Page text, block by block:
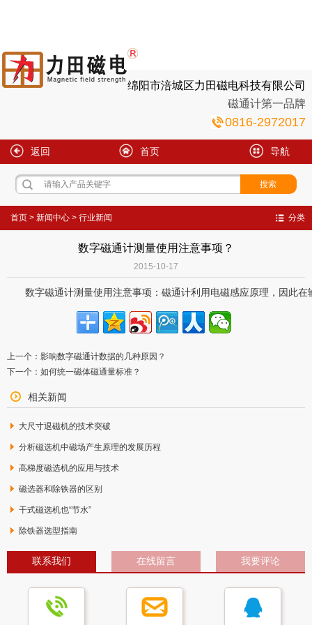
绵阳市涪城区力田磁电科技有限公司
磁通计第一品牌
0816-2972017
返回 首页 导航
分类
首页 > 新闻中心 > 行业新闻
数字磁通计测量使用注意事项？
2015-10-17
数字磁通计测量使用注意事项：磁通计利用电磁感应原理，因此
上一个： 影响数字磁通计数据的几种原因？
下一个： 如何统一磁体磁通量标准？
相关新闻
大尺寸退磁机的技术突破
分析磁选机中磁场产生原理的发展历程
高梯度磁选机的应用与技术
磁选器和除铁器的区别
干式磁选机也“节水”
除铁器选型指南
联系我们 在线留言 我要评论